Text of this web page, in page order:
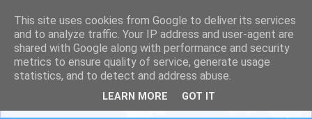
QUINTANA DEL PUENTE
(Palencia)
Pueblo del Cerrato palentino
This site uses cookies from Google to deliver its services
and to analyze traffic. Your IP address and user-agent are
shared with Google along with performance and security
metrics to ensure quality of service, generate usage
statistics, and to detect and address abuse.
LEARN MORE GOT IT